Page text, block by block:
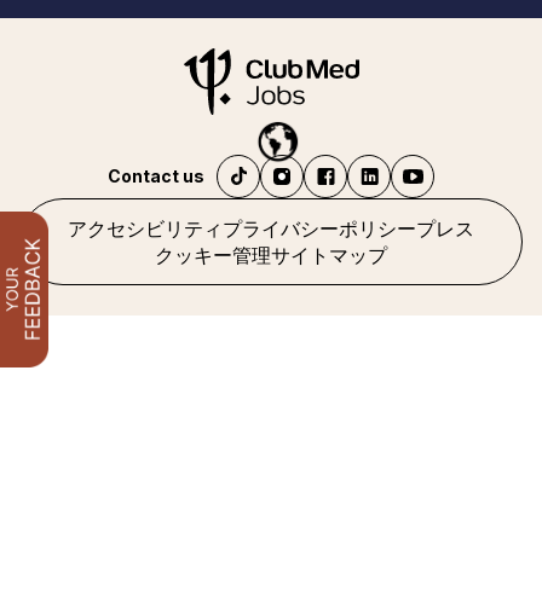
アクセシビリティ プライバシーポリシープレス
クッキー管理サイトマップ
Contact us